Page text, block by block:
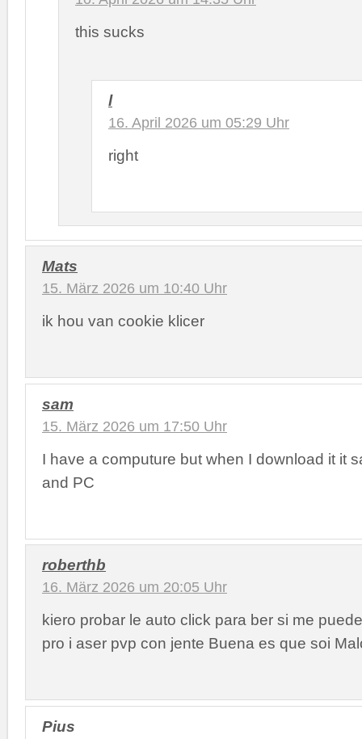
this sucks
l
16. April 2026 um 05:29 Uhr
right
Mats
15. März 2026 um 10:40 Uhr
ik hou van cookie klicer
sam
15. März 2026 um 17:50 Uhr
I have a computure but when I download it it
and PC
roberthb
16. März 2026 um 20:05 Uhr
kiero probar le auto click para ber si me
pro i aser pvp con jente Buena es que soi
Pius